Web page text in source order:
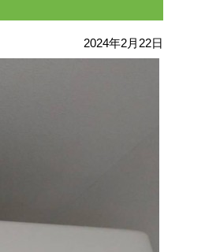
2024年2月22日